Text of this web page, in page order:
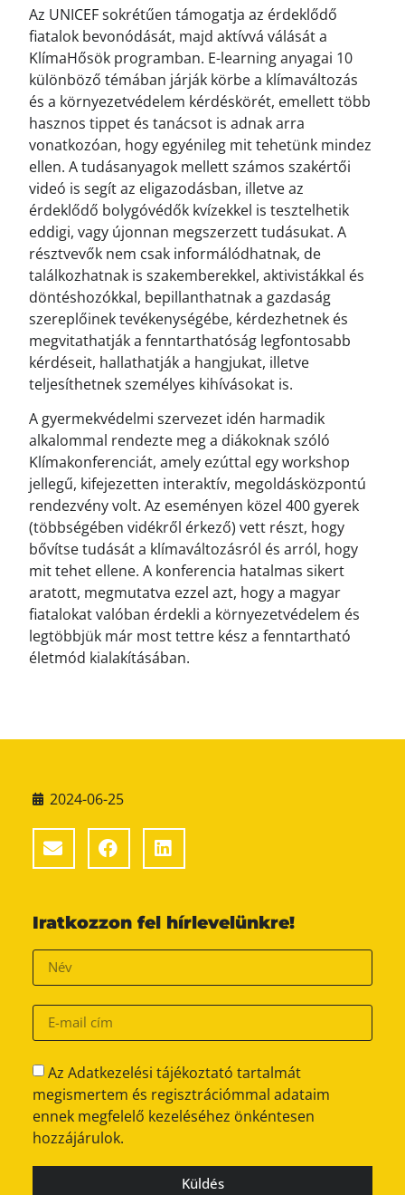
Az UNICEF sokrétűen támogatja az érdeklődő
fiatalok bevonódását, majd aktívvá válását a
KlímaHősök programban. E-learning anyagai 10
különböző témában járják körbe a klímaváltozás
és a környezetvédelem kérdéskörét, emellett több
hasznos tippet és tanácsot is adnak arra
vonatkozóan, hogy egyénileg mit tehetünk mindez
ellen. A tudásanyagok mellett számos szakértői
videó is segít az eligazodásban, illetve az
érdeklődő bolygóvédők kvízekkel is tesztelhetik
eddigi, vagy újonnan megszerzett tudásukat. A
résztvevők nem csak informálódhatnak, de
találkozhatnak is szakemberekkel, aktivistákkal és
döntéshozókkal, bepillanthatnak a gazdaság
szereplőinek tevékenységébe, kérdezhetnek és
megvitathatják a fenntarthatóság legfontosabb
kérdéseit, hallathatják a hangjukat, illetve
teljesíthetnek személyes kihívásokat is.
A gyermekvédelmi szervezet idén harmadik
alkalommal rendezte meg a diákoknak szóló
Klímakonferenciát, amely ezúttal egy workshop
jellegű, kifejezetten interaktív, megoldásközpontú
rendezvény volt. Az eseményen közel 400 gyerek
(többségében vidékről érkező) vett részt, hogy
bővítse tudását a klímaváltozásról és arról, hogy
mit tehet ellene. A konferencia hatalmas sikert
aratott, megmutatva ezzel azt, hogy a magyar
fiatalokat valóban érdekli a környezetvédelem és
legtöbbjük már most tettre kész a fenntartható
életmód kialakításában.
2024-06-25
Iratkozzon fel hírlevelünkre!
Az Adatkezelési tájékoztató tartalmát
megismertem és regisztrációmmal adataim
ennek megfelelő kezeléséhez önkéntesen
hozzájárulok.
Küldés